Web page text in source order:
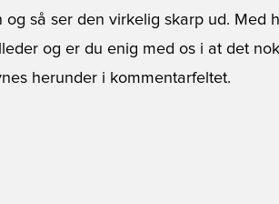
og så ser den virkelig skarp ud. Med
og er du enig med os i at det
herunder i kommentarfeltet.